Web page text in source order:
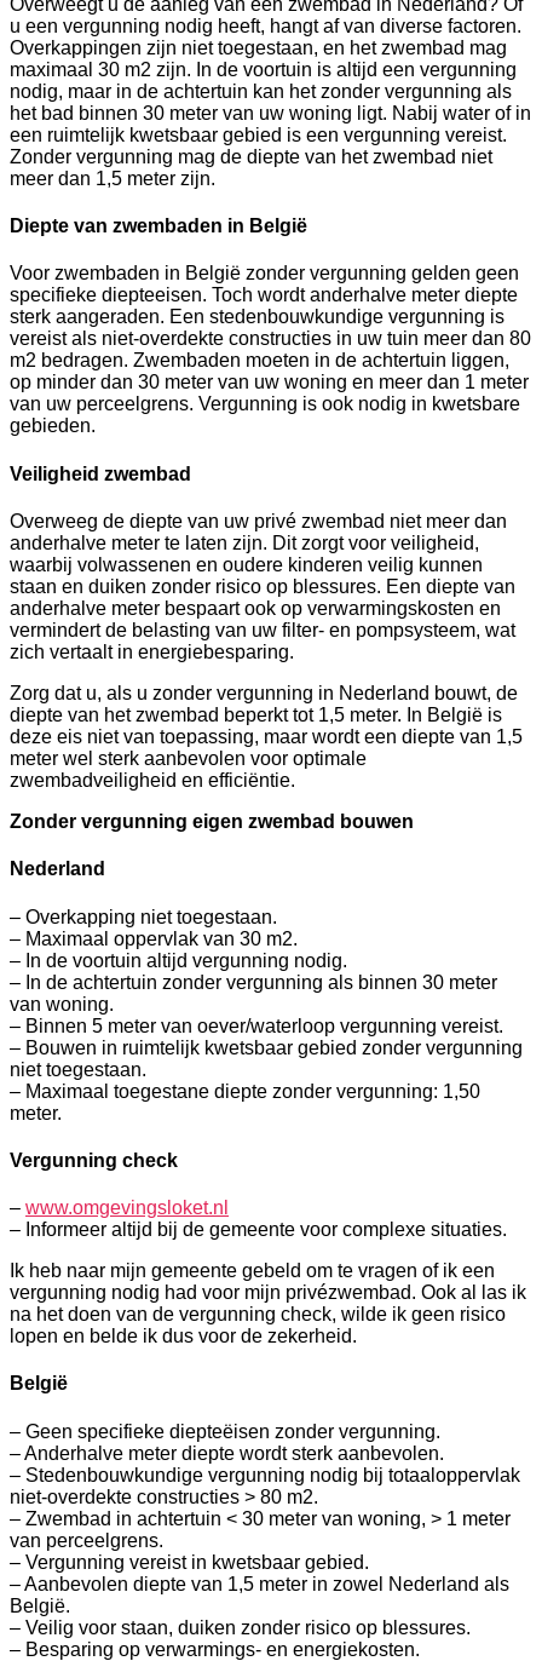
Overweegt u de aanleg van een zwembad in Nederland? Of
u een vergunning nodig heeft, hangt af van diverse factoren.
Overkappingen zijn niet toegestaan, en het zwembad mag
maximaal 30 m2 zijn. In de voortuin is altijd een vergunning
nodig, maar in de achtertuin kan het zonder vergunning als
het bad binnen 30 meter van uw woning ligt. Nabij water of in
een ruimtelijk kwetsbaar gebied is een vergunning vereist.
Zonder vergunning mag de diepte van het zwembad niet
meer dan 1,5 meter zijn.
Diepte van zwembaden in België
Voor zwembaden in België zonder vergunning gelden geen
specifieke diepteeisen. Toch wordt anderhalve meter diepte
sterk aangeraden. Een stedenbouwkundige vergunning is
vereist als niet-overdekte constructies in uw tuin meer dan 80
m2 bedragen. Zwembaden moeten in de achtertuin liggen,
op minder dan 30 meter van uw woning en meer dan 1 meter
van uw perceelgrens. Vergunning is ook nodig in kwetsbare
gebieden.
Veiligheid zwembad
Overweeg de diepte van uw privé zwembad niet meer dan
anderhalve meter te laten zijn. Dit zorgt voor veiligheid,
waarbij volwassenen en oudere kinderen veilig kunnen
staan en duiken zonder risico op blessures. Een diepte van
anderhalve meter bespaart ook op verwarmingskosten en
vermindert de belasting van uw filter- en pompsysteem, wat
zich vertaalt in energiebesparing.
Zorg dat u, als u zonder vergunning in Nederland bouwt, de
diepte van het zwembad beperkt tot 1,5 meter. In België is
deze eis niet van toepassing, maar wordt een diepte van 1,5
meter wel sterk aanbevolen voor optimale
zwembadveiligheid en efficiëntie.
Zonder vergunning eigen zwembad bouwen
Nederland
– Overkapping niet toegestaan.
– Maximaal oppervlak van 30 m2.
– In de voortuin altijd vergunning nodig.
– In de achtertuin zonder vergunning als binnen 30 meter
van woning.
– Binnen 5 meter van oever/waterloop vergunning vereist.
– Bouwen in ruimtelijk kwetsbaar gebied zonder vergunning
niet toegestaan.
– Maximaal toegestane diepte zonder vergunning: 1,50
meter.
Vergunning check
– www.omgevingsloket.nl
– Informeer altijd bij de gemeente voor complexe situaties.
Ik heb naar mijn gemeente gebeld om te vragen of ik een
vergunning nodig had voor mijn privézwembad. Ook al las ik
na het doen van de vergunning check, wilde ik geen risico
lopen en belde ik dus voor de zekerheid.
België
– Geen specifieke diepteëisen zonder vergunning.
– Anderhalve meter diepte wordt sterk aanbevolen.
– Stedenbouwkundige vergunning nodig bij totaaloppervlak
niet-overdekte constructies > 80 m2.
– Zwembad in achtertuin < 30 meter van woning, > 1 meter
van perceelgrens.
– Vergunning vereist in kwetsbaar gebied.
– Aanbevolen diepte van 1,5 meter in zowel Nederland als
België.
– Veilig voor staan, duiken zonder risico op blessures.
– Besparing op verwarmings- en energiekosten.